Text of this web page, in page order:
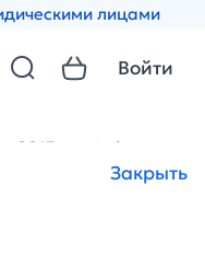
лицами
Закрыть
Войти
2017 год Академия